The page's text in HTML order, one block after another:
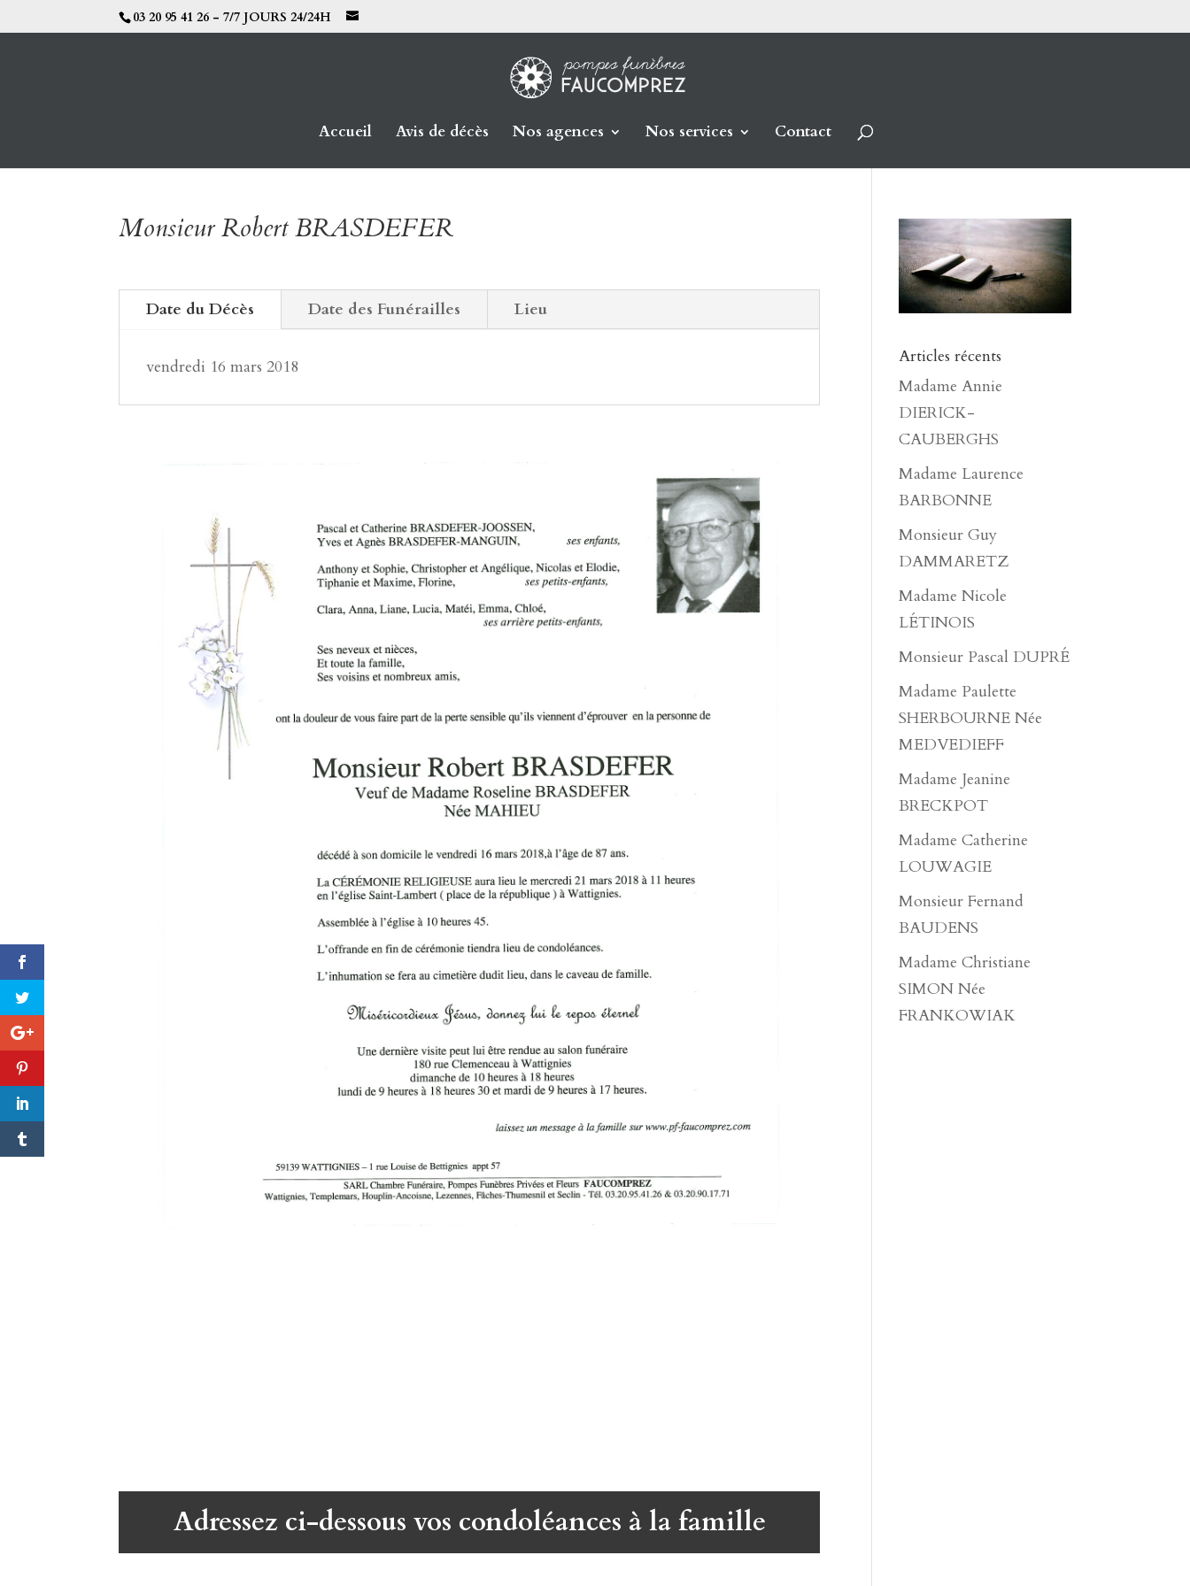
03 20 95 41 26 - 7/7 JOURS 24/24H
Accueil Avis de décès Nos agences Nos services Contact
Monsieur Robert BRASDEFER
Date du Décès Date des Funérailles Lieu
vendredi 16 mars 2018
Adressez ci-dessous vos condoléances à la famille
Articles récents
Madame Annie
DIERICK-
CAUBERGHS
Madame Laurence
BARBONNE
Monsieur Guy
DAMMARETZ
Madame Nicole
LÉTINOIS
Monsieur Pascal DUPRÉ
Madame Paulette
SHERBOURNE Née
MEDVEDIEFF
Madame Jeanine
BRECKPOT
Madame Catherine
LOUWAGIE
Monsieur Fernand
BAUDENS
Madame Christiane
SIMON Née
FRANKOWIAK